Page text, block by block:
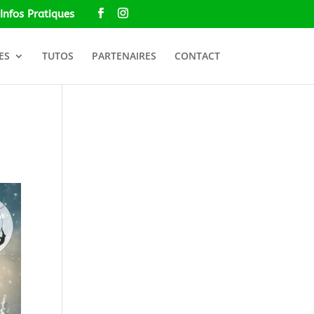
Pratiques
TUTOS PARTENAIRES CONTACT